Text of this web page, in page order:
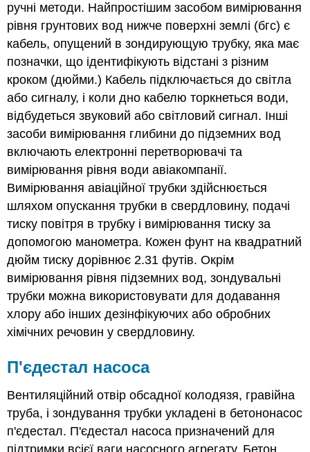
ручні методи. Найпростішим засобом вимірювання
рівня грунтових вод нижче поверхні землі (бгс) є
кабель, опущений в зондирующую трубку, яка має
позначки, що ідентифікують відстані з різним
кроком (дюйми.) Кабель підключається до світла
або сигналу, і коли дно кабелю торкнеться води,
відбудеться звуковий або світловий сигнал. Інші
засоби вимірювання глибини до підземних вод
включають електронні перетворювачі та
вимірювання рівня води авіакомпанії.
Вимірювання авіаційної трубки здійснюється
шляхом опускання трубки в свердловину, подачі
тиску повітря в трубку і вимірювання тиску за
допомогою манометра. Кожен фунт на квадратний
дюйм тиску дорівнює 2.31 футів. Окрім
вимірювання рівня підземних вод, зондувальні
трубки можна використовувати для додавання
хлору або інших дезінфікуючих або обробних
хімічних речовин у свердловину.
П'єдестал насоса
Вентиляційний отвір обсадної колодязя, гравійна
труба, і зондування трубки укладені в бетононасос
п'єдестал. П'єдестал насоса призначений для